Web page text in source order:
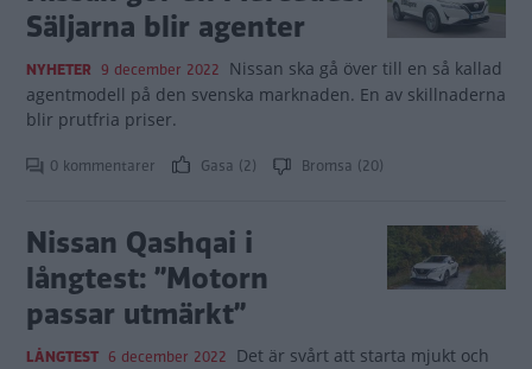
Säljarna blir agenter
NYHETER 9 december 2022 Nissan ska gå över till en så kallad
agentmodell på den svenska marknaden. En av skillnaderna
blir prutfria priser.
0 kommentarer Gasa (2) Bromsa (20)
Nissan Qashqai i
långtest: ”Motorn
passar utmärkt”
LÅNGTEST 6 december 2022 Det är svårt att starta mjukt och